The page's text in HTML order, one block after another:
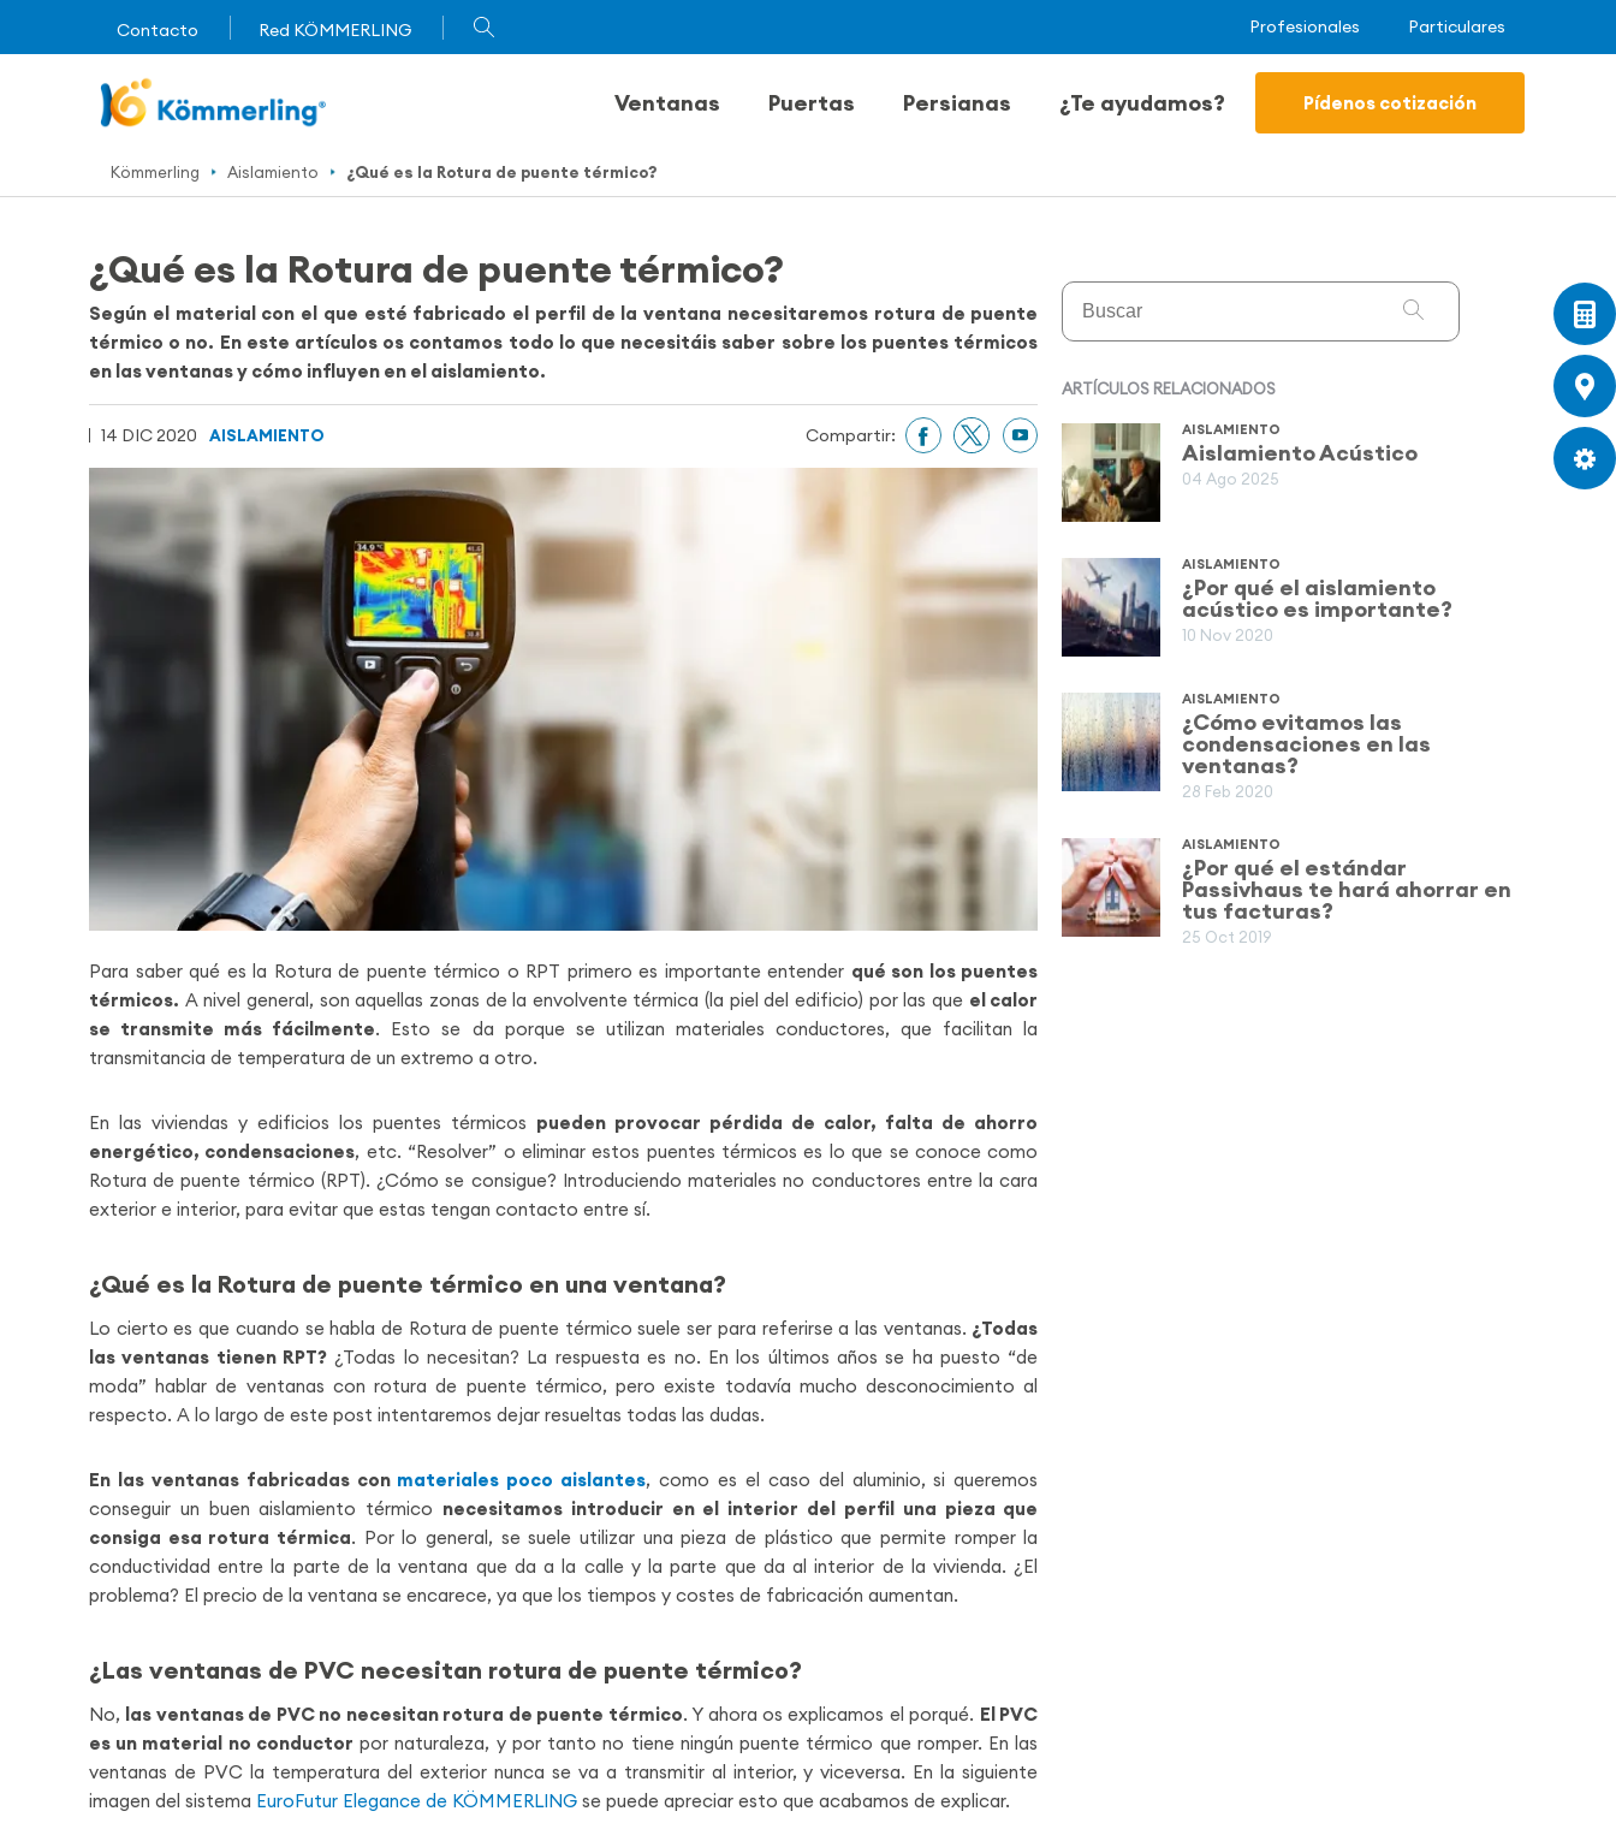
Contacto Red KÖMMERLING Profesionales Particulares
Ventanas Puertas Persianas ¿Te ayudamos? Pídenos cotización
Kömmerling Aislamiento ¿Qué es la Rotura de puente térmico?
¿Qué es la Rotura de puente térmico?
Según el material con el que esté fabricado el perfil de la ventana necesitaremos rotura de puente
térmico o no. En este artículos os contamos todo lo que necesitáis saber sobre los puentes térmicos
en las ventanas y cómo influyen en el aislamiento.
14 DIC 2020 AISLAMIENTO Compartir:
Para saber qué es la Rotura de puente térmico o RPT primero es importante entender qué son los puentes
térmicos. A nivel general, son aquellas zonas de la envolvente térmica (la piel del edificio) por las que el calor
se transmite más fácilmente. Esto se da porque se utilizan materiales conductores, que facilitan la
transmitancia de temperatura de un extremo a otro.
En las viviendas y edificios los puentes térmicos pueden provocar pérdida de calor, falta de ahorro
energético, condensaciones, etc. “Resolver” o eliminar estos puentes térmicos es lo que se conoce como
Rotura de puente térmico (RPT). ¿Cómo se consigue? Introduciendo materiales no conductores entre la cara
exterior e interior, para evitar que estas tengan contacto entre sí.
¿Qué es la Rotura de puente térmico en una ventana?
Lo cierto es que cuando se habla de Rotura de puente térmico suele ser para referirse a las ventanas. ¿Todas
las ventanas tienen RPT? ¿Todas lo necesitan? La respuesta es no. En los últimos años se ha puesto “de
moda” hablar de ventanas con rotura de puente térmico, pero existe todavía mucho desconocimiento al
respecto. A lo largo de este post intentaremos dejar resueltas todas las dudas.
En las ventanas fabricadas con materiales poco aislantes, como es el caso del aluminio, si queremos
conseguir un buen aislamiento térmico necesitamos introducir en el interior del perfil una pieza que
consiga esa rotura térmica. Por lo general, se suele utilizar una pieza de plástico que permite romper la
conductividad entre la parte de la ventana que da a la calle y la parte que da al interior de la vivienda. ¿El
problema? El precio de la ventana se encarece, ya que los tiempos y costes de fabricación aumentan.
¿Las ventanas de PVC necesitan rotura de puente térmico?
No, las ventanas de PVC no necesitan rotura de puente térmico. Y ahora os explicamos el porqué. El PVC
es un material no conductor por naturaleza, y por tanto no tiene ningún puente térmico que romper. En las
ventanas de PVC la temperatura del exterior nunca se va a transmitir al interior, y viceversa. En la siguiente
imagen del sistema EuroFutur Elegance de KÖMMERLING se puede apreciar esto que acabamos de explicar.
ARTÍCULOS RELACIONADOS
AISLAMIENTO
Aislamiento Acústico
04 Ago 2025
AISLAMIENTO
¿Por qué el aislamiento
acústico es importante?
10 Nov 2020
AISLAMIENTO
¿Cómo evitamos las
condensaciones en las
ventanas?
28 Feb 2020
AISLAMIENTO
¿Por qué el estándar
Passivhaus te hará ahorrar en
tus facturas?
25 Oct 2019